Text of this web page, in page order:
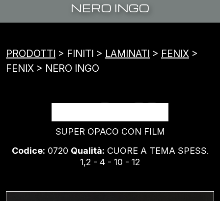
NERO INGO
PRODOTTI > FINITI > LAMINATI > FENIX >
FENIX > NERO INGO
NERO INGO
SUPER OPACO CON FILM
Codice: 0720 Qualità: CUORE A TEMA SPESS.
1,2 - 4 - 10 - 12